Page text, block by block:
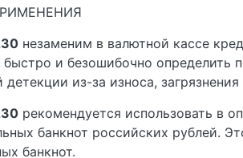
незаменим в валютной кассе
быстро и безошибочно определить
детекции из-за износа,
рекомендуется использовать в
банкнот российских рублей.
банкнот.